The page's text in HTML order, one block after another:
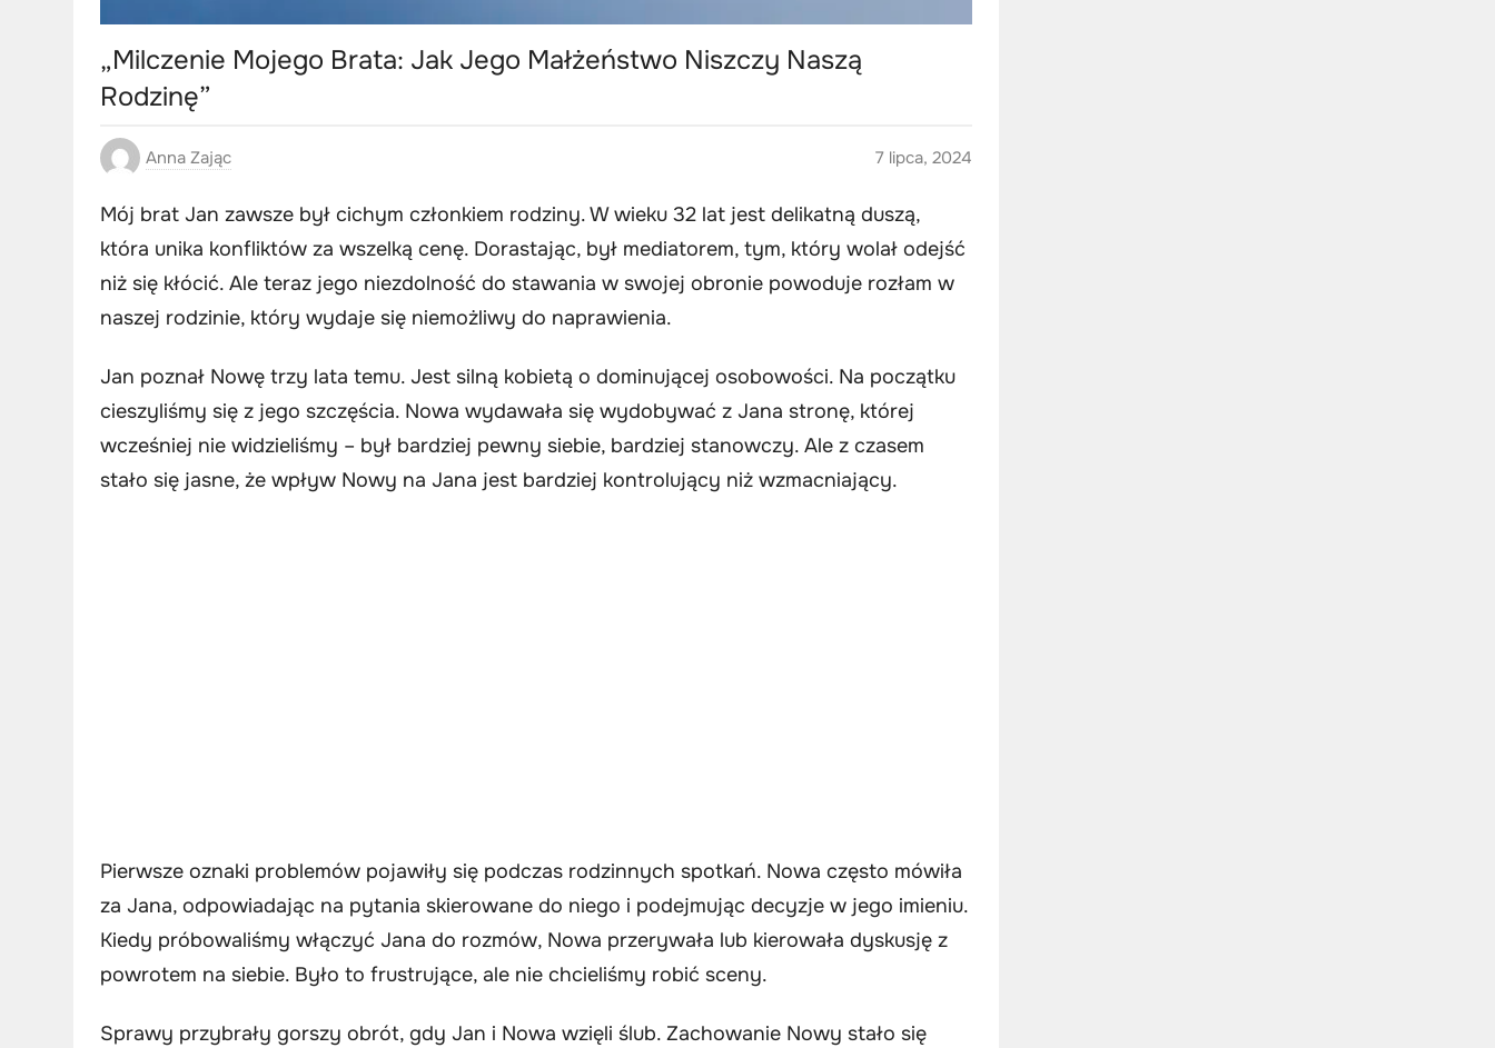
„Milczenie Mojego Brata: Jak Jego Małżeństwo Niszczy Naszą
Rodzinę”
Anna Zając 7 lipca, 2024
Mój brat Jan zawsze był cichym członkiem rodziny. W wieku 32 lat jest delikatną duszą,
która unika konfliktów za wszelką cenę. Dorastając, był mediatorem, tym, który wolał odejść
niż się kłócić. Ale teraz jego niezdolność do stawania w swojej obronie powoduje rozłam w
naszej rodzinie, który wydaje się niemożliwy do naprawienia.
Jan poznał Nowę trzy lata temu. Jest silną kobietą o dominującej osobowości. Na początku
cieszyliśmy się z jego szczęścia. Nowa wydawała się wydobywać z Jana stronę, której
wcześniej nie widzieliśmy – był bardziej pewny siebie, bardziej stanowczy. Ale z czasem
stało się jasne, że wpływ Nowy na Jana jest bardziej kontrolujący niż wzmacniający.
Pierwsze oznaki problemów pojawiły się podczas rodzinnych spotkań. Nowa często mówiła
za Jana, odpowiadając na pytania skierowane do niego i podejmując decyzje w jego imieniu.
Kiedy próbowaliśmy włączyć Jana do rozmów, Nowa przerywała lub kierowała dyskusję z
powrotem na siebie. Było to frustrujące, ale nie chcieliśmy robić sceny.
Sprawy przybrały gorszy obrót, gdy Jan i Nowa wzięli ślub. Zachowanie Nowy stało się